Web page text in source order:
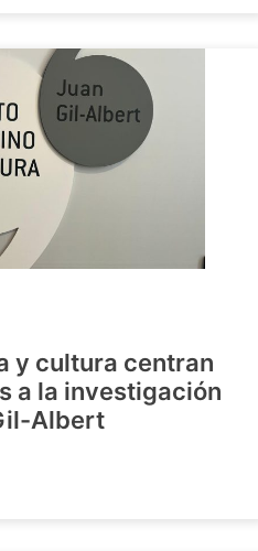
y cultura centran
a la investigación
Albert